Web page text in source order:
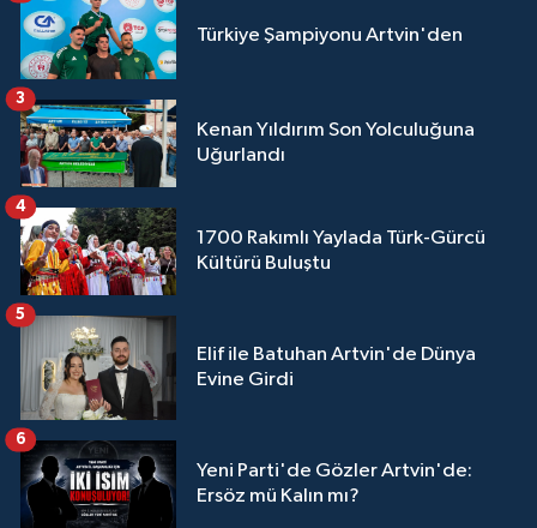
Türkiye Şampiyonu Artvin'den
Kenan Yıldırım Son Yolculuğuna
Uğurlandı
3
1700 Rakımlı Yaylada Türk-Gürcü
Kültürü Buluştu
4
Elif ile Batuhan Artvin'de Dünya
Evine Girdi
5
Yeni Parti'de Gözler Artvin'de:
Ersöz mü Kalın mı?
6